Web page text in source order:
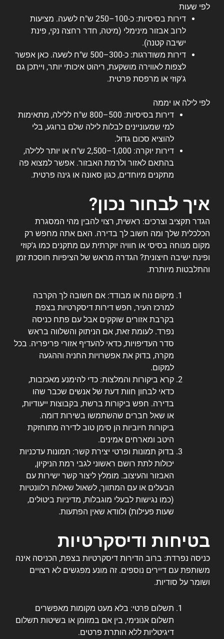
לפי שעות
דירות בסיסיות: כ-100–250 ש"ח לשעה. מציעות
לרוב אבזור מינימלי (מיטה, חדר רחצה נקי, פינת
ישיבה קטנה).
דירות משודרגות: כ-300–500 ש"ח לשעה. כאן אפשר
לצפות לאווירה מושקעת, ריהוט איכותי יותר, וייתכן גם
ג'קוזי או מרפסת פרטית.
לפי לילה או יממה
דירות בסיסיות: 500–800 ש"ח ללילה, מתאימות
למי שמעוניינים לבלות לילה שלם ברוגע, בלי
להוציא סכום גדול.
דירות יוקרה: 1,000–2,500 ש"ח או יותר ללילה,
בהתאם לאזור ולרמת האבזור. אפשר למצוא פה
מתקנים מיוחדים, כגון סאונה או גינה פרטית.
איך לבחור נכון?
הגדר תקציב וצרכים: ראשית, רצוי להבין מהי המסגרת
הכלכלית שלך ומה חשוב לך בדירה. האם אתה מחפש רק
מקום מנוחה בסיסי או חוויה יוקרתית עם מתקנים כמו ג'קוזי
ופינת ישיבה חיצונית? הגדרה מראש של הציפיות חוסכת זמן
והתלבטות מיותרת.
מיקום נוח או מבודד: אם חשובה לך הקרבה
למרכז העיר, חפש דירות דיסקרטיות בצפת
בקרבת אזורים שוקקים אבל עם פתח כניסה
נפרד. לעומת זאת, אם הניתוק והשלווה בראש
סדר העדיפויות, כדאי להעדיף אזורי פריפריה. בכל
מקרה, בדוק את אפשרויות החניה וההגעה
למקום.
קרא ביקורות והמלצות: כדי להימנע מאכזבות,
כדאי לבחון חוות דעת של אנשים שכבר שהו
בדירה. חפש ביקורות ברשת, בקבוצות ייעודיות,
או שאל חברים שהשתמשו בשירות דומה.
ביקורות חיוביות הן סימן טוב לדירה מתוחזקת
היטב ומארחים אמינים.
בדוק תמונות ופרטי יצירת קשר: תמונות עדכניות
יכולות לתת רושם ראשוני לגבי רמת הניקיון,
האבזור והעיצוב. מומלץ ליצור קשר ישירות עם
הבעלים או עם המתווך, לשאול שאלות רלוונטיות
(כמו נגישות לבעלי מוגבלות, מדיניות ביטולים,
שעות פעילות) ולוודא שאין הפתעות.
בטיחות ודיסקרטיות
כניסה נפרדת: ברוב הדירות דיסקרטיות בצפת, הכניסה אינה
משותפת עם דיירים נוספים. זה מונע מפגשים לא רצויים
ושומר על סודיות.
תשלום פרטי: בלא מעט מקומות מאפשרים
תשלום אנונימי, בין אם במזומן או בשיטות תשלום
דיגיטליות ללא הותרת פרטים.